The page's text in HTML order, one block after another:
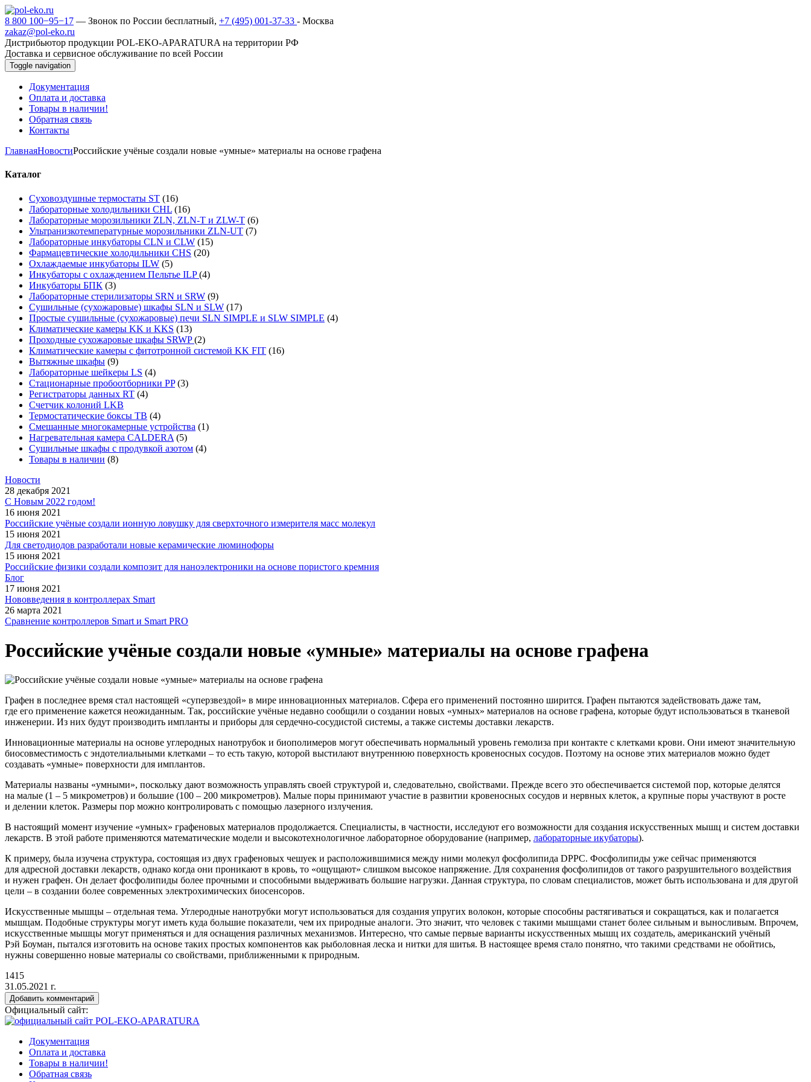
8 800 100−95−17 — Звонок по России бесплатный, +7 (495) 001-37-33 - Москва
zakaz@pol-eko.ru
Дистрибьютор продукции POL-EKO-APARATURA на территории РФ
Доставка и сервисное обслуживание по всей России
Toggle navigation
Документация
Оплата и доставка
Товары в наличии!
Обратная связь
Контакты
ГлавнаяНовостиРоссийские учёные создали новые «умные» материалы на основе графена
Каталог
Суховоздушные термостаты ST (16)
Лабораторные холодильники CHL (16)
Лабораторные морозильники ZLN, ZLN-T и ZLW-T (6)
Ультранизкотемпературные морозильники ZLN-UT (7)
Лабораторные инкубаторы CLN и CLW (15)
Фармацевтические холодильники CHS (20)
Охлаждаемые инкубаторы ILW (5)
Инкубаторы с охлаждением Пельтье ILP(4)
Инкубаторы БПК (3)
Лабораторные стерилизаторы SRN и SRW (9)
Сушильные (сухожаровые) шкафы SLN и SLW (17)
Простые сушильные (сухожаровые) печи SLN SIMPLE и SLW SIMPLE (4)
Климатические камеры KK и KKS (13)
Проходные сухожаровые шкафы SRWP(2)
Климатические камеры с фитотронной системой KK FIT (16)
Вытяжные шкафы (9)
Лабораторные шейкеры LS (4)
Стационарные пробоотборники PP (3)
Регистраторы данных RT (4)
Счетчик колоний LKB
Термостатические боксы TB (4)
Смешанные многокамерные устройства (1)
Нагревательная камера CALDERA (5)
Сушильные шкафы с продувкой азотом (4)
Товары в наличии (8)
Новости
28 декабря 2021
С Новым 2022 годом!
16 июня 2021
Российские учёные создали ионную ловушку для сверхточного измерителя масс молекул
15 июня 2021
Для светодиодов разработали новые керамические люминофоры
15 июня 2021
Российские физики создали композит для наноэлектроники на основе пористого кремния
Блог
17 июня 2021
Нововведения в контроллерах Smart
26 марта 2021
Сравнение контроллеров Smart и Smart PRO
Российские учёные создали новые «умные» материалы на основе графена
Графен в последнее время стал настоящей «суперзвездой» в мире инновационных материалов. Сфера его применений постоянно ширится. Графен пытаются задействовать даже там,
где его применение кажется неожиданным. Так, российские учёные недавно сообщили о создании новых «умных» материалов на основе графена, которые будут использоваться в тканевой
инженерии. Из них будут производить импланты и приборы для сердечно-сосудистой системы, а также системы доставки лекарств.
Инновационные материалы на основе углеродных нанотрубок и биополимеров могут обеспечивать нормальный уровень гемолиза при контакте с клетками крови. Они имеют значительную
биосовместимость с эндотелиальными клетками – то есть такую, которой выстилают внутреннюю поверхность кровеносных сосудов. Поэтому на основе этих материалов можно будет
создавать «умные» поверхности для имплантов.
Материалы названы «умными», поскольку дают возможность управлять своей структурой и, следовательно, свойствами. Прежде всего это обеспечивается системой пор, которые делятся
на малые (1 – 5 микрометров) и большие (100 – 200 микрометров). Малые поры принимают участие в развитии кровеносных сосудов и нервных клеток, а крупные поры участвуют в росте
и делении клеток. Размеры пор можно контролировать с помощью лазерного излучения.
В настоящий момент изучение «умных» графеновых материалов продолжается. Специалисты, в частности, исследуют его возможности для создания искусственных мышц и систем доставки
лекарств. В этой работе применяются математические модели и высокотехнологичное лабораторное оборудование (например, лабораторные икубаторы).
К примеру, была изучена структура, состоящая из двух графеновых чешуек и расположившимися между ними молекул фосфолипида DPPC. Фосфолипиды уже сейчас применяются
для адресной доставки лекарств, однако когда они проникают в кровь, то «ощущают» слишком высокое напряжение. Для сохранения фосфолипидов от такого разрушительного воздействия
и нужен графен. Он делает фосфолипиды более прочными и способными выдерживать большие нагрузки. Данная структура, по словам специалистов, может быть использована и для другой
цели – в создании более современных электрохимических биосенсоров.
Искусственные мышцы – отдельная тема. Углеродные нанотрубки могут использоваться для создания упругих волокон, которые способны растягиваться и сокращаться, как и полагается
мышцам. Подобные структуры могут иметь куда большие показатели, чем их природные аналоги. Это значит, что человек с такими мышцами станет более сильным и выносливым. Впрочем,
искусственные мышцы могут применяться и для оснащения различных механизмов. Интересно, что самые первые варианты искусственных мышц их создатель, американский учёный
Рэй Боуман, пытался изготовить на основе таких простых компонентов как рыболовная леска и нитки для шитья. В настоящее время стало понятно, что такими средствами не обойтись,
нужны совершенно новые материалы со свойствами, приближенными к природным.
1415
31.05.2021 г.
Добавить комментарий
Официальный сайт:
Документация
Оплата и доставка
Товары в наличии!
Обратная связь